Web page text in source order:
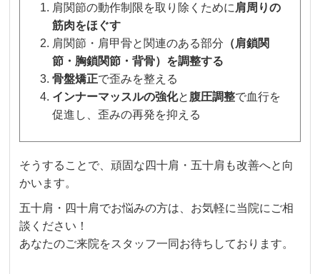
肩関節の動作制限を取り除くために 肩周りの
筋肉をほぐす
肩関節・肩甲骨と関連のある部分 （肩鎖関
節・胸鎖関節・背骨）を調整する
骨盤矯正で歪みを整える
インナーマッスルの強化と 腹圧調整で血行を
促進し、歪みの再発を抑える
そうすることで、頑固な四十肩・五十肩も改善へと向
かいます。
五十肩・四十肩でお悩みの方は、お気軽に当院にご相
談ください！
あなたのご来院をスタッフ一同お待ちしております。